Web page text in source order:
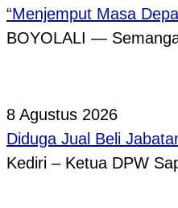
“Menjemput Masa
BOYOLALI —
8 Agustus 2026
Diduga Jual Beli
Kediri – Ketua DPW